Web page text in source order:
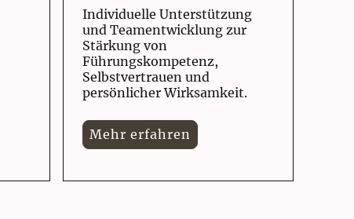
Individuelle Unterstützung
und Teamentwicklung zur
Stärkung von
Führungskompetenz,
Selbstvertrauen und
persönlicher Wirksamkeit.
Mehr erfahren